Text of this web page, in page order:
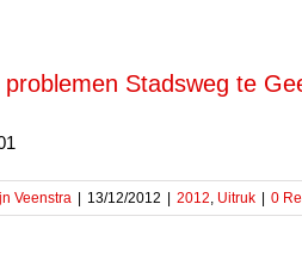
problemen Stadsweg te
Veenstra 13/12/2012 2012, Uitruk 0